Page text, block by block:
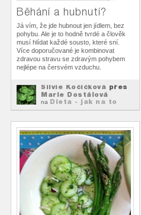
Běhání a hubnutí?
Já vím, že jde hubnout jen jídlem, bez
pohybu. Ale je to hodně tvrdé a člověk
musí hlídat každé sousto, které sní.
Více doporučované je kombinovat
zdravou stravu se zdravým pohybem
nejlépe na čersvém vzduchu.
Silvie Kočičková přes
Marie Dostálová
na Dieta - jak na to